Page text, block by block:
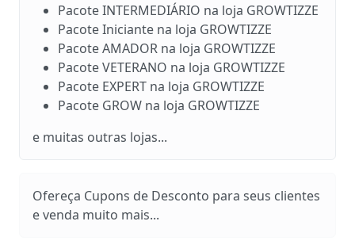
Pacote INTERMEDIÁRIO na loja GROWTIZZE
Pacote Iniciante na loja GROWTIZZE
Pacote AMADOR na loja GROWTIZZE
Pacote VETERANO na loja GROWTIZZE
Pacote EXPERT na loja GROWTIZZE
Pacote GROW na loja GROWTIZZE
e muitas outras lojas...
Ofereça Cupons de Desconto para seus clientes
e venda muito mais...